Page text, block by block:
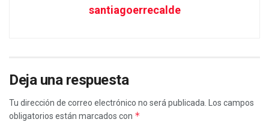
santiagoerrecalde
Deja una respuesta
Tu dirección de correo electrónico no será publicada.
Los campos
obligatorios están marcados con *